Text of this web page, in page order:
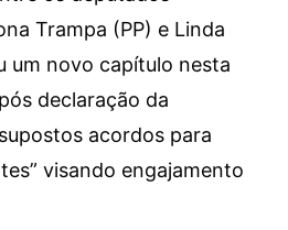
Trampa (PP) e Linda
um novo capítulo nesta
declaração da
acordos para
visando engajamento